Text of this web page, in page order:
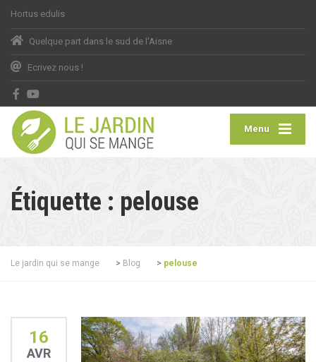
Hortus edulis
Quelque part dans le sud de l'Aisne
Ecrivez nous !
Menu
Étiquette : pelouse
Le jardin qui se mange > Blog > pelouse
16
AVR